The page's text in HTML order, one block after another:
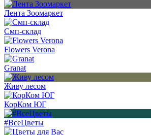
Лента Зоомаркет
Смп-склад
Flowers Verona
Granat
Живу лесом
КорКом ЮГ
#ВсеЦветы